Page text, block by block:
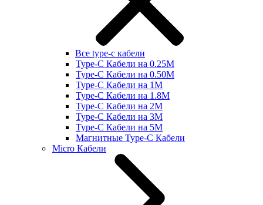
Все type-c кабели
Type-C Кабели на 0.25М
Type-C Кабели на 0.50М
Type-C Кабели на 1М
Type-C Кабели на 1.8М
Type-C Кабели на 2М
Type-C Кабели на 3М
Type-C Кабели на 5М
Магнитные Type-C Кабели
Micro Кабели